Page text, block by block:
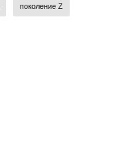
поколение Z